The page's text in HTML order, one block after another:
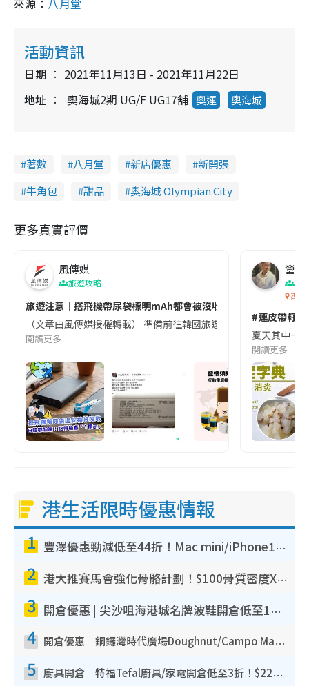
來源： 八月堂
活動資訊
日期
2021年11月13日 - 2021年11月22日
地址
奧海城2期 UG/F UG17舖 奧運 奧海城
著數 八月堂 新店優惠
新開張
牛角包
甜品 奧海城 Olympian City
更多真實評價
風傳媒
旅遊攻略
旅遊注意｜搭飛機帶尿袋標明mAh都會被沒收😱出發前切記檢查
（文章由風傳媒授權轉載） 準備前往韓國旅遊的民眾，近期要
閱讀更多
營養
香港
#連皮帶籽
夏天其中一
閱讀更多
港生活限時優惠情報
1 豐澤優惠勁減低至44折！Mac mini/iPhone17Pro大減價！廚房家電$220起
2 港大推賽馬會強化骨骼計劃！$100骨質密度X光檢查 完成免費運動訓練送超市禮券！附參加資格
3 開倉優惠 | 尖沙咀海港城名牌波鞋開倉低至1折！On鞋$899起／Joy&Peace鞋履$98起
4 開倉優惠｜銅鑼灣時代廣場Doughnut/Campo Marzio開倉低至1折！背囊、書包、手袋劈價$200起
5 廚具開倉｜特福Tefal廚具/家電開倉低至3折！$220起買平底鍋/炒鑊/湯煲！電飯煲/吸塵機/燙斗$418起